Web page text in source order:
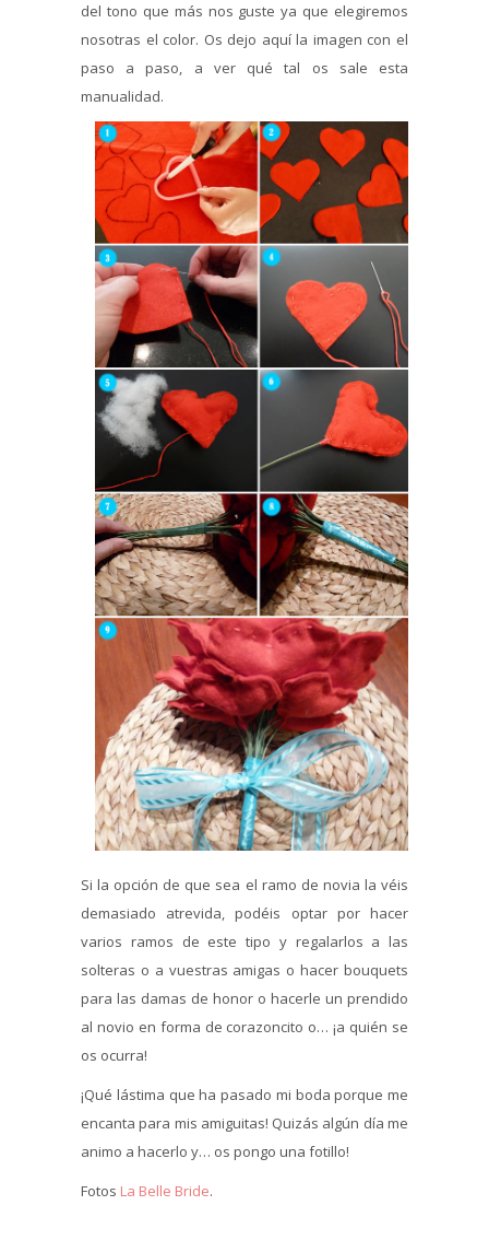
del tono que más nos guste ya que elegiremos
nosotras el color. Os dejo aquí la imagen con el
paso a paso, a ver qué tal os sale esta
manualidad.
Si la opción de que sea el ramo de novia la véis
demasiado atrevida, podéis optar por hacer
varios ramos de este tipo y regalarlos a las
solteras o a vuestras amigas o hacer bouquets
para las damas de honor o hacerle un prendido
al novio en forma de corazoncito o… ¡a quién se
os ocurra!
¡Qué lástima que ha pasado mi boda porque me
encanta para mis amiguitas! Quizás algún día me
animo a hacerlo y… os pongo una fotillo!
Fotos La Belle Bride.